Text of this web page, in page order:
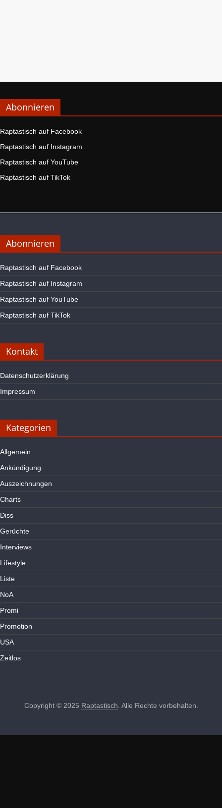
Abonnieren
Raptastisch auf Facebook
Raptastisch auf Instagram
Raptastisch auf YouTube
Raptastisch auf TikTok
Abonnieren
Raptastisch auf Facebook
Raptastisch auf Instagram
Raptastisch auf YouTube
Raptastisch auf TikTok
Kontakt
Datenschutzerklärung
Impressum
Kategorien
Allgemein
Ankündigung
Auszeichnungen
Charts
Diss
Gerüchte
Interviews
Lifestyle
Liste
NoA
Promi
Promotion
USA
Zeitlos
Copyright © 2025 Raptastisch . Alle Rechte vorbehalten.